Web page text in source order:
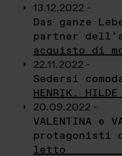
13.12.2022 -
Das ganze
partner
acquisto di
22.11.2022 -
Sedersi
HENRIK, HILDE
20.09.2022 -
VALENTINA e
protagonisti
letto